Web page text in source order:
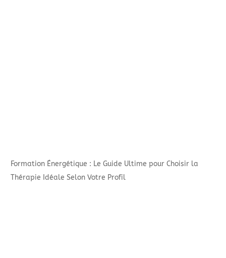
Formation Énergétique : Le Guide Ultime pour Choisir la
Thérapie Idéale Selon Votre Profil